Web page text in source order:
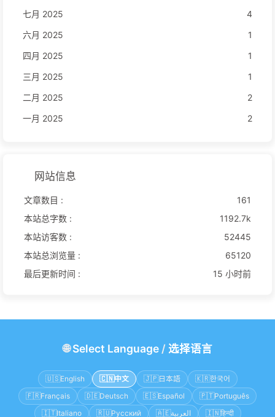
七月 2025
4
六月 2025
1
四月 2025
1
三月 2025
1
二月 2025
2
一月 2025
2
网站信息
文章数目 :
161
本站总字数 :
1192.7k
本站访客数 :
52445
本站总浏览量 :
65120
最后更新时间 :
15 小时前
🌐Select Language/ 选择语言
🇺🇸English 🇨🇳 中文 🇯🇵日本語 🇰🇷한국어
🇫🇷Français 🇩🇪Deutsch 🇪🇸Español 🇵🇹Português
🇮🇹Italiano 🇷🇺Русский 🇦🇪العربية 🇮🇳हिन्दी